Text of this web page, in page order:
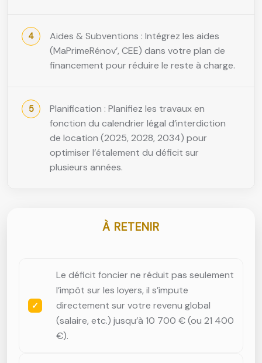
Aides & Subventions : Intégrez les aides
(MaPrimeRénov’, CEE) dans votre plan de
financement pour réduire le reste à charge.
Planification : Planifiez les travaux en
fonction du calendrier légal d’interdiction
de location (2025, 2028, 2034) pour
optimiser l’étalement du déficit sur
plusieurs années.
À RETENIR
Le déficit foncier ne réduit pas seulement
l’impôt sur les loyers, il s’impute
directement sur votre revenu global
(salaire, etc.) jusqu’à 10 700 € (ou 21 400
€).